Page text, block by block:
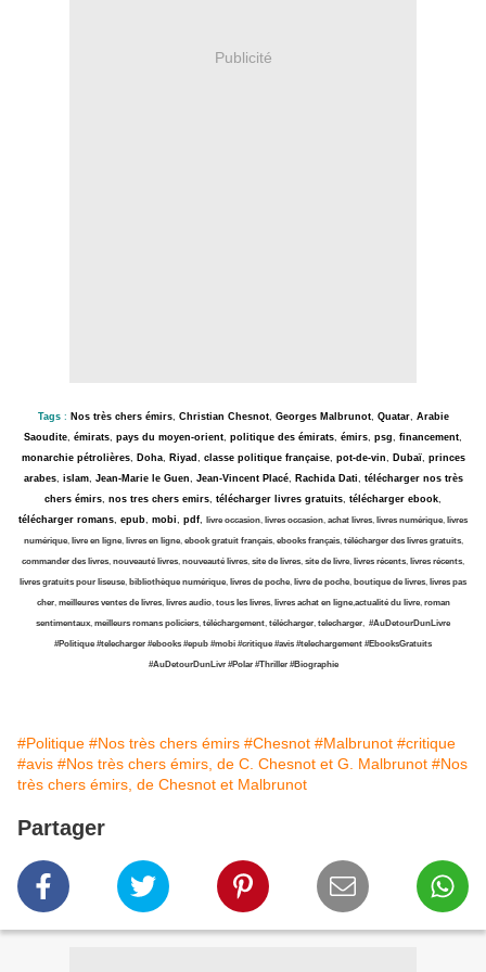
Publicité
Tags: Nos très chers émirs, Christian Chesnot, Georges Malbrunot, Quatar, Arabie
Saoudite, émirats, pays du moyen-orient, politique des émirats, émirs, psg, financement,
monarchie pétrolières, Doha, Riyad , classe politique française, pot-de-vin, Dubaï, princes
arabes, islam, Jean-Marie le Guen, Jean-Vincent Placé, Rachida Dati, télécharger nos très
chers émirs, nos tres chers emirs, télécharger livres gratuits, télécharger ebook,
télécharger romans, epub, mobi, pdf, livre occasion, livres occasion, achat livres, livres numérique, livres
numérique,livre en ligne, livres en ligne, ebook gratuit français, ebooks français,télécharger des livres gratuits,
commander des livres, nouveauté livres, nouveauté livres, site de livres, site de livre, livres récents, livres récents,
livres gratuits pour liseuse, bibliothèque numérique, livres de poche, livre de poche, boutique de livres, livres pas
cher,meilleures ventes de livres, livres audio, tous les livres, livres achat en ligne,actualité du livre, roman
sentimentaux, meilleurs romans policiers, téléchargement, télécharger, telecharger, #AuDetourDunLivre
#Politique #telecharger #ebooks #epub #mobi #critique #avis #telechargement #EbooksGratuits
#AuDetourDunLivr #Polar #Thriller #Biographie
#Politique #Nos très chers émirs #Chesnot #Malbrunot #critique
#avis #Nos très chers émirs, de C. Chesnot et G. Malbrunot #Nos
très chers émirs, de Chesnot et Malbrunot
Partager